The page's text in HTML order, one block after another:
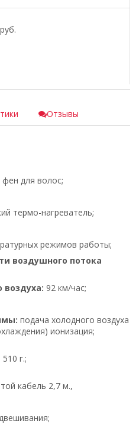
Отзывы
для волос;
термо-нагреватель;
режимов работы;
воздушного потока
воздуха: 92 км/час;
подача холодного воздуха
ионизация;
г.;
кабель 2,7 м.,